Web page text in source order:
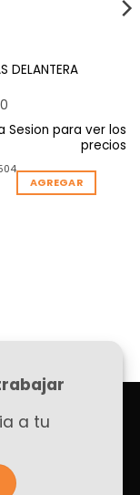
DELANTERA
Sesion para ver los
precios
AGREGAR
a tu